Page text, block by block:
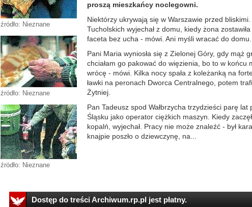
źródło: Nieznane
źródło: Nieznane
źródło: Nieznane
proszą mieszkańcy noclegowni.
Niektórzy ukrywają się w Warszawie przed
Tucholskich wyjechał z domu, kiedy żona
faceta bez ucha - mówi. Ani myśli wracać do domu.
Pani Maria wyniosła się z Zielonej Góry, gdy mąż
chciałam go pakować do więzienia, bo to w końcu
wrócę - mówi. Kilka nocy spała z koleżanką na
ławki na peronach Dworca Centralnego, potem
Żytniej.
Pan Tadeusz spod Wałbrzycha trzydzieści parę lat
Śląsku jako operator ciężkich maszyn. Kiedy
kopalń, wyjechał. Pracy nie może znaleźć - był
knajpie poszło o dziewczynę, na...
Dostęp do treści Archiwum.rp.pl jest płatny.